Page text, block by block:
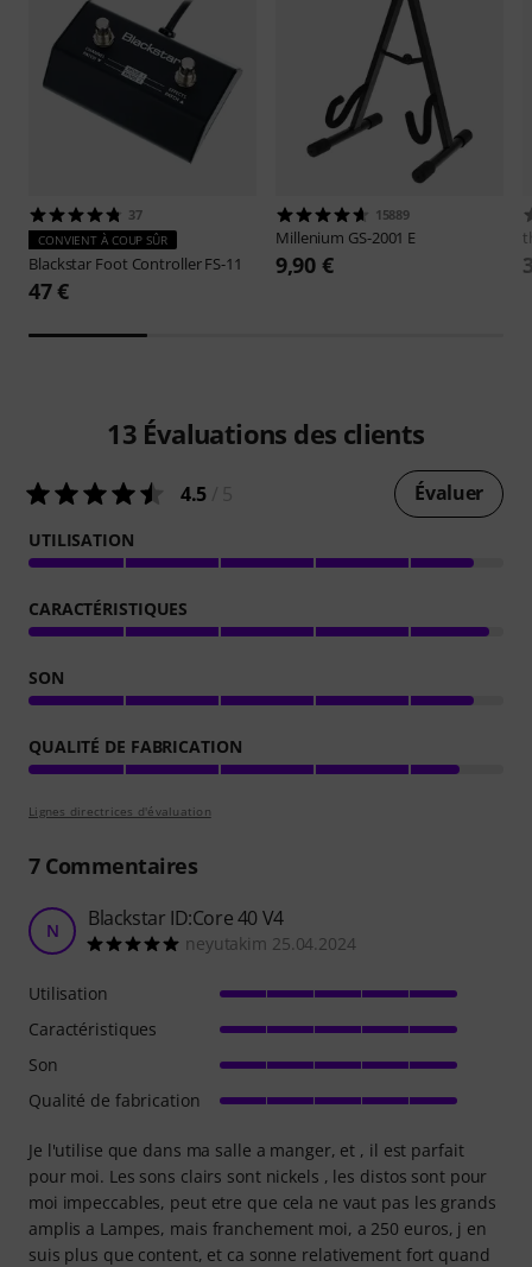
37
CONVIENT À COUP SÛR
Blackstar Foot Controller FS-11
47 €
15889
Millenium GS-2001 E
9,90 €
13 Évaluations des clients
4.5 Évaluer
UTILISATION
CARACTÉRISTIQUES
SON
QUALITÉ DE FABRICATION
Lignes directrices d'évaluation
7Commentaires
N Blackstar ID:Core 40 V4
neyutakim 25.04.2024
Je l'utilise que dans ma salle a manger, et , il est parfait
pour moi. Les sons clairs sont nickels , les distos sont pour
moi impeccables, peut etre que cela ne vaut pas les grands
amplis a Lampes, mais franchement moi, a 250 euros, j en
suis plus que content, et ca sonne relativement fort quand
Utilisation
Caractéristiques
Son
Qualité de fabrication